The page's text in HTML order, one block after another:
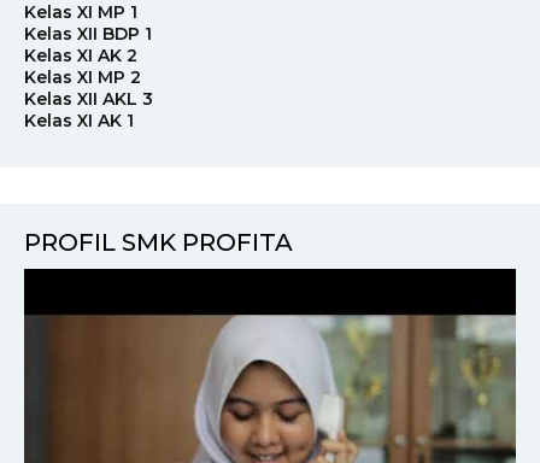
Kelas XI MP 1
Kelas XII BDP 1
Kelas XI AK 2
Kelas XI MP 2
Kelas XII AKL 3
Kelas XI AK 1
PROFIL SMK PROFITA